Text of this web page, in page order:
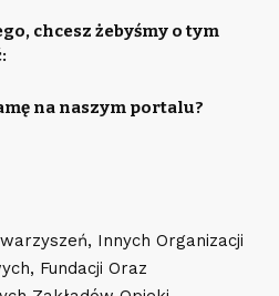
chcesz żebyśmy o tym
na naszym portalu?
Innych Organizacji
Fundacji Oraz